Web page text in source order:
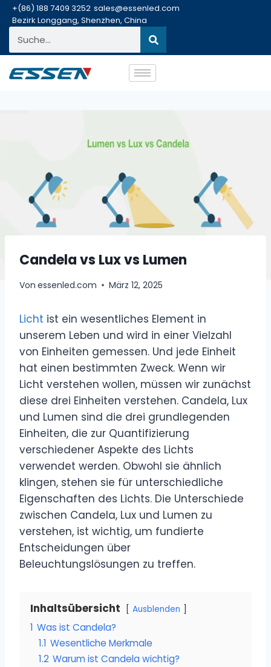
+(86) 188 7409 3252 sales@essenled.com
Bezirk Longgang, Shenzhen, China
Candela vs Lux vs Lumen
Von essenled.com März 12, 2025
Licht ist ein wesentliches Element in
unserem Leben und wird in einer Vielzahl
von Einheiten gemessen. Und jede Einheit
hat einen bestimmten Zweck. Wenn wir
Licht verstehen wollen, müssen wir zunächst
diese drei Einheiten verstehen. Candela, Lux
und Lumen sind die drei grundlegenden
Einheiten, die zur Quantifizierung
verschiedener Aspekte des Lichts
verwendet werden. Obwohl sie ähnlich
klingen, stehen sie für unterschiedliche
Eigenschaften des Lichts. Die Unterschiede
zwischen Candela, Lux und Lumen zu
verstehen, ist wichtig, um fundierte
Entscheidungen über
Beleuchtungslösungen zu treffen.
Inhaltsübersicht Ausblenden
1 Was ist Candela?
1.1 Wesentliche Merkmale
1.2 Warum ist Candela wichtig?